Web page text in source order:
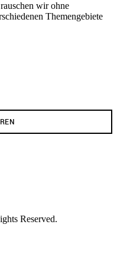
wir ohne
Themengebiete
Reserved.